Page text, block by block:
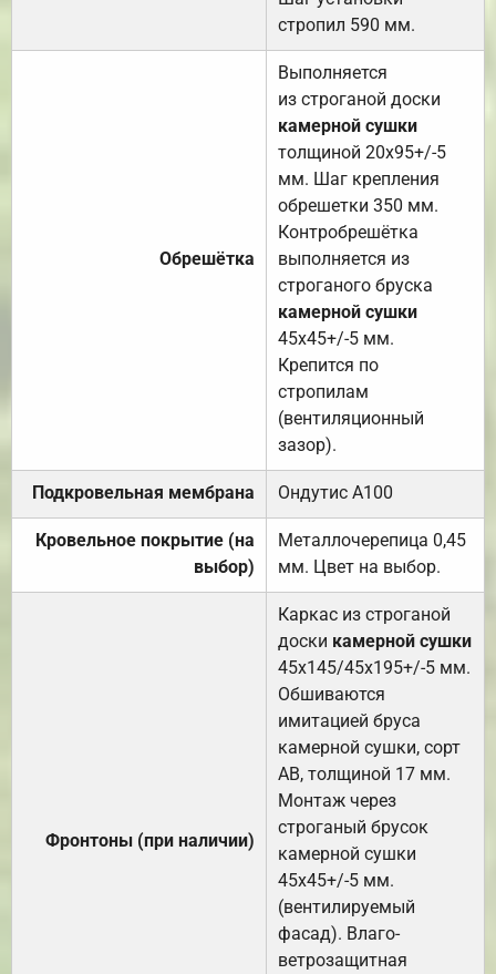
стропил 590 мм.
Обрешётка
Выполняется
из строганой доски
камерной сушки
толщиной 20х95+/-5
мм. Шаг крепления
обрешетки 350 мм.
Контробрешётка
выполняется из
строганого бруска
камерной сушки
45х45+/-5 мм.
Крепится по
стропилам
(вентиляционный
зазор).
Подкровельная мембрана Ондутис А100
Кровельное покрытие (на
выбор)
Металлочерепица 0,45
мм. Цвет на выбор.
Фронтоны (при наличии)
Каркас из строганой
доски камерной сушки
45х145/45х195+/-5 мм.
Обшиваются
имитацией бруса
камерной сушки, сорт
АВ, толщиной 17 мм.
Монтаж через
строганый брусок
камерной сушки
45х45+/-5 мм.
(вентилируемый
фасад). Влаго-
ветрозащитная